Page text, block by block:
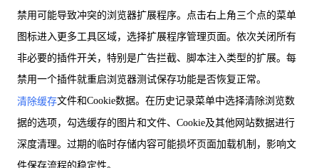
禁用可能导致冲突的浏览器扩展程序。点击右上角三个点的菜单
图标进入更多工具区域，选择扩展程序管理页面。依次关闭所有
非必要的插件开关，特别是广告拦截、脚本注入类型的扩展。每
禁用一个插件就重启浏览器测试保存功能是否恢复正常。
清除缓存文件和Cookie数据。在历史记录菜单中选择清除浏览数
据的选项，勾选缓存的图片和文件、Cookie及其他网站数据进行
深度清理。过期的临时存储内容可能损坏页面加载机制，影响文
件保存流程的稳定性。